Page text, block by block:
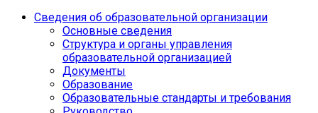
Сведения об образовательной организации
Основные сведения
Структура и органы управления
образовательной организацией
Документы
Образование
Образовательные стандарты и требования